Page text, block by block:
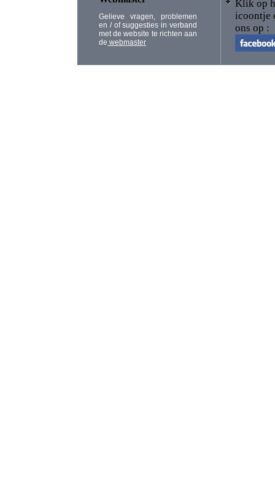
Gelieve vragen, problemen
en / of suggesties in verband
met de website te richten aan
de webmaster
Klik op
icoontje
ons op :